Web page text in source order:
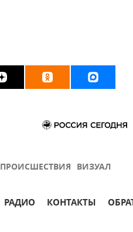
ПРОИСШЕСТВИЯ ВИЗУАЛ
РАДИО КОНТАКТЫ